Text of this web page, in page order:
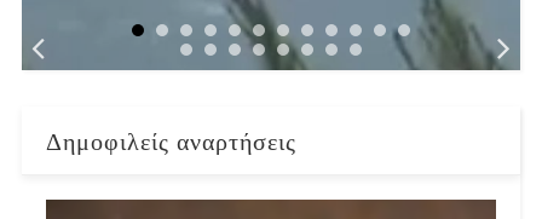
Δημοφιλείς αναρτήσεις